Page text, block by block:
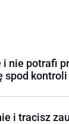
i nie potrafi
spod kontroli
i tracisz